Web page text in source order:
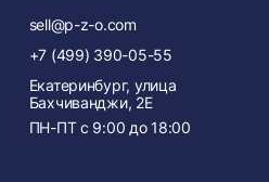
sell@p-z-o.com
+7 (499) 390-05-55
Екатеринбург, улица
Бахчиванджи, 2Е
ПН-ПТ с 9:00 до 18:00